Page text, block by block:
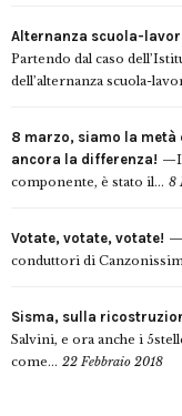
Alternanza scuola-
Partendo dal caso
dell’alternanza scuola-
8 marzo, siamo la metà
ancora la differenza!
componente, è stato il... 8
Votate, votate, votate!
conduttori di
Sisma, sulla
Salvini, e ora anche i
come... 22 Febbraio 2018